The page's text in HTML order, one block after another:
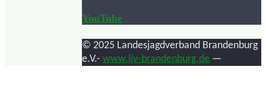
YouTube
© 2025 Landesjagdverband Brandenburg
e.V.- www.ljv-brandenburg.de —